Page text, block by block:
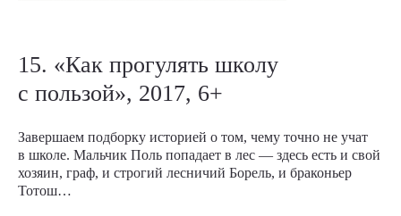
15. «Как прогулять школу
с пользой», 2017, 6+
Завершаем подборку историей о том, чему точно не учат
в школе. Мальчик Поль попадает в лес — здесь есть и свой
хозяин, граф, и строгий лесничий Борель, и браконьер
Тотош…